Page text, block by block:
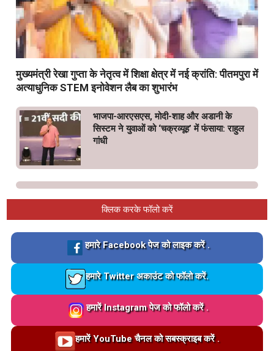
मुख्यमंत्री रेखा गुप्ता के नेतृत्व में शिक्षा क्षेत्र में नई क्रांति: पीतमपुरा में
अत्याधुनिक STEM इनोवेशन लैब का शुभारंभ
भाजपा-आरएसएस, मोदी-शाह और अडानी के
सिस्टम ने युवाओं को ‘चक्रव्यूह’ में फंसाया: राहुल
गांधी
क्लिक करके फॉलो करें
Loading…
हमारे Facebook पेज को लाइक करें .
Loading…
हमारे Twitter अकाउंट को फॉलो करें.
Loading…
हमारें Instagram पेज को फॉलो करें .
Loading…हमारें YouTube चैनल को सबस्क्राइब करें .